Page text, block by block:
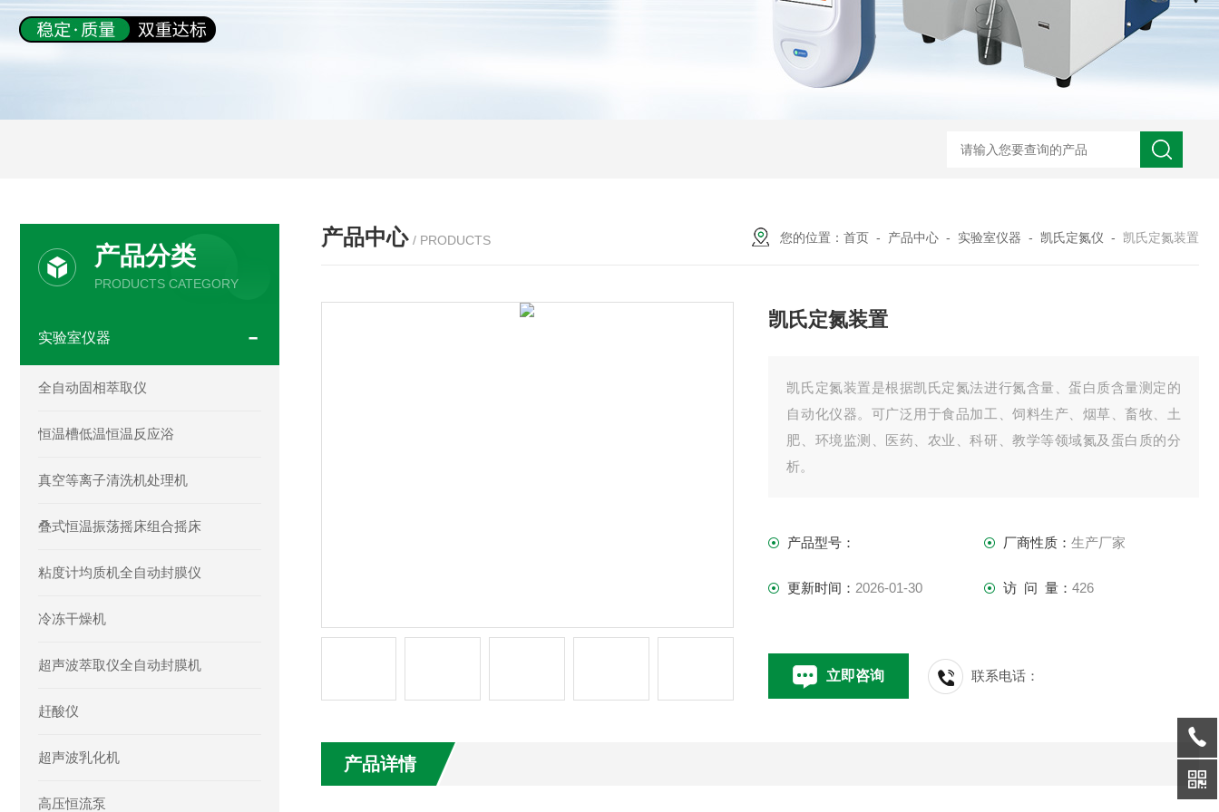
产品中心 / PRODUCTS 您的位置： 首页 - 产品中心 - 实验室仪器 - 凯氏定氮仪 - 凯氏定氮装置
凯氏定氮装置
凯氏定氮装置是根据凯氏定氮法进行氮含量、蛋白质含量测定的
自动化仪器。可广泛用于食品加工、饲料生产、烟草、畜牧、土
肥、环境监测、医药、农业、科研、教学等领域氮及蛋白质的分
析。
产品型号： 厂商性质： 生产厂家
更新时间： 2026-01-30 访 问 量： 426
立即咨询 联系电话：
产品详情
产品分类
PRODUCTS CATEGORY
实验室仪器
全自动固相萃取仪
恒温槽低温恒温反应浴
真空等离子清洗机处理机
叠式恒温振荡摇床组合摇床
粘度计均质机全自动封膜仪
冷冻干燥机
超声波萃取仪全自动封膜机
赶酸仪
超声波乳化机
高压恒流泵